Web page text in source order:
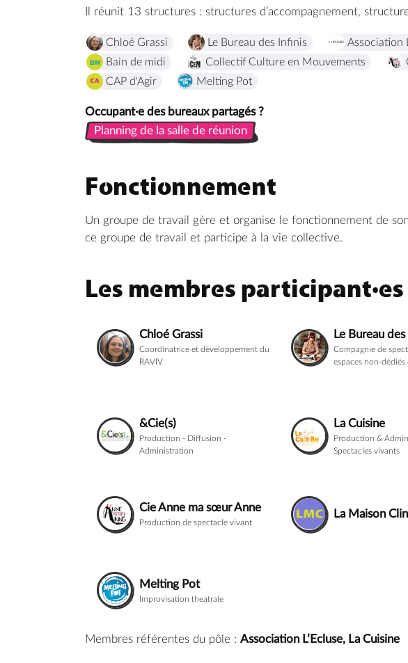
Il réunit 13 structures : structures d’accompagnement,
Chloé Grassi Le Bureau des Infinis Association
Bain de midi
Collectif Culture en Mouvements
CAP d'Agir
Melting Pot
Occupant·e des bureaux partagés ?
Planning de la salle de réunion
Planning de la salle de réunion
Fonctionnement
Un groupe de travail gère et organise le fonctionnement de
ce groupe de travail et participe à la vie collective.
Les membres
Chloé Grassi
Coordinatrice et développement du
RAVIV
Le Bureau
Compagnie de
espaces non-
&Cie(s)
Production - Diffusion -
Administration
La Cuisine
Production &
Spectacles vivants
Cie Anne ma sœur Anne
Production de spectacle vivant
La Maison
Melting Pot
Improvisation theatrale
Membres référentes du pôle : Association L’Ecluse, La Cuisine